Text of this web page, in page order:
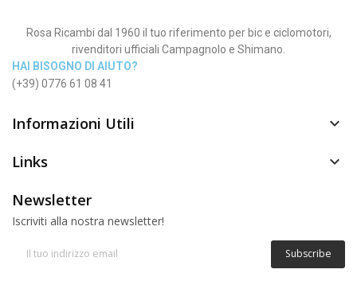
Rosa Ricambi dal 1960 il tuo riferimento per bic e ciclomotori,
rivenditori ufficiali Campagnolo e Shimano.
HAI BISOGNO DI AIUTO?
(+39) 0776 61 08 41
Informazioni Utili 
Links 
Newsletter
Iscriviti alla nostra newsletter!
Subscribe